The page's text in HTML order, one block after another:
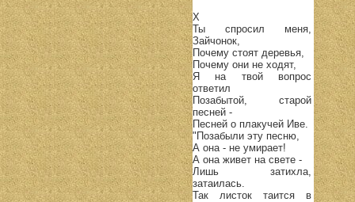
X
Ты спросил меня,
Зайчонок,
Почему стоят деревья,
Почему они не ходят,
Я на твой вопрос
ответил
Позабытой, старой
песней -
Песней о плакучей Иве.
"Позабыли эту песню,
А она - не умирает!
А она живет на свете -
Лишь затихла,
затаилась.
Так листок таится в